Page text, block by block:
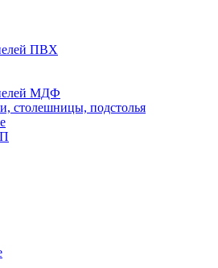
ПВХ
МДФ
столешницы, подстолья